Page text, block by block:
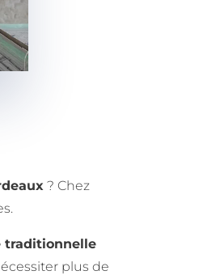
? Chez
traditionnelle
plus de